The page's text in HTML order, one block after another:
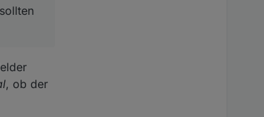
Skript
{ // wenn Alarmanlage ein
, ob der